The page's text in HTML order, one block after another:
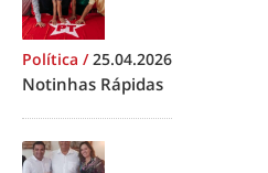
Política /25.04.2026
Notinhas Rápidas